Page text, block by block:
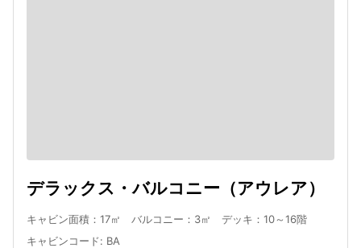
デラックス・バルコニー（アウレア）
キャビン面積：17㎡ バルコニー：3㎡ デッキ：10～16階
キャビンコード: BA